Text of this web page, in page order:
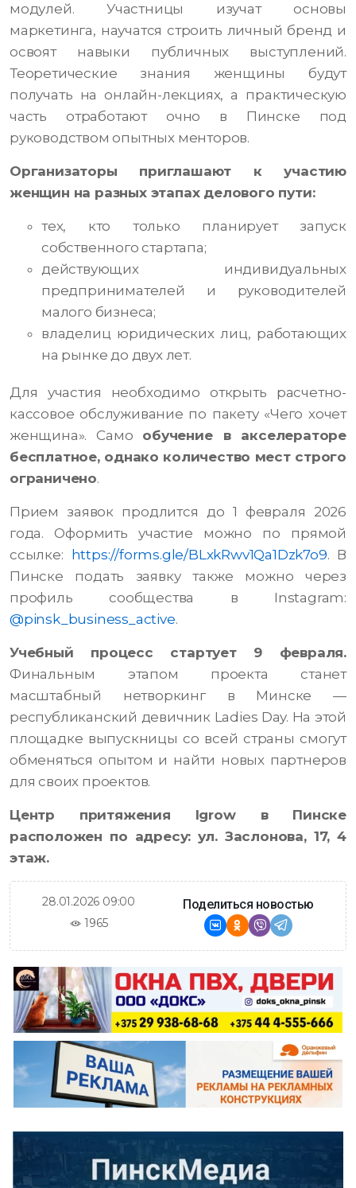
модулей. Участницы изучат основы
маркетинга, научатся строить личный бренд и
освоят навыки публичных выступлений.
Теоретические знания женщины будут
получать на онлайн-лекциях, а практическую
часть отработают очно в Пинске под
руководством опытных менторов.
Организаторы приглашают к участию
женщин на разных этапах делового пути:
тех, кто только планирует запуск
собственного стартапа;
действующих индивидуальных
предпринимателей и руководителей
малого бизнеса;
владелиц юридических лиц, работающих
на рынке до двух лет.
Для участия необходимо открыть расчетно-
кассовое обслуживание по пакету «Чего хочет
женщина». Само обучение в акселераторе
бесплатное, однако количество мест строго
ограничено.
Прием заявок продлится до 1 февраля 2026
года. Оформить участие можно по прямой
ссылке:
https://forms.gle/BLxkRwv1Qa1Dzk7o9. В
Пинске подать заявку также можно через
профиль сообщества в Instagram:
@pinsk_business_active.
Учебный процесс стартует 9 февраля.
Финальным этапом проекта станет
масштабный нетворкинг в Минске —
республиканский девичник Ladies Day. На этой
площадке выпускницы со всей страны смогут
обменяться опытом и найти новых партнеров
для своих проектов.
Центр притяжения Igrow в Пинске
расположен по адресу: ул. Заслонова, 17, 4
этаж.
28.01.2026 09:00
1965
Поделиться новостью